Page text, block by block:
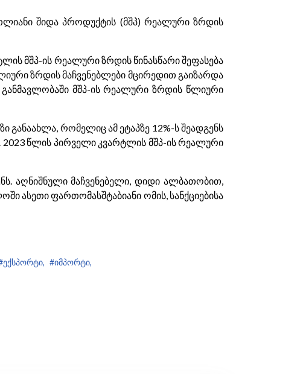
შიდა პროდუქტის (მშპ) რეალური ზრდის
მშპ-ის რეალური ზრდის წინასწარი შეფასება
ზრდის მაჩვენებლები მცირედით გაიზარდა
განმავლობაში მშპ-ის რეალური ზრდის წლიური
რომელიც ამ ეტაპზე 12%-ს შეადგენს
2023 წლის პირველი კვარტლის მშპ-ის რეალური
აღნიშნული მაჩვენებელი, დიდი ალბათობით,
ასეთი ფართომასშტაბიანი ომის, სანქციებისა
#იმპორტი,